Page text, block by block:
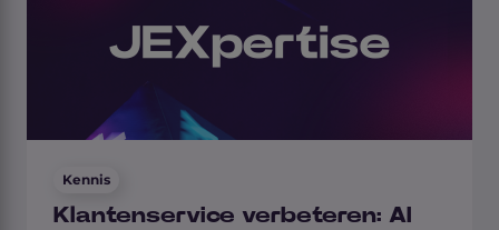
Kennis
Klantenservice verbeteren: AI